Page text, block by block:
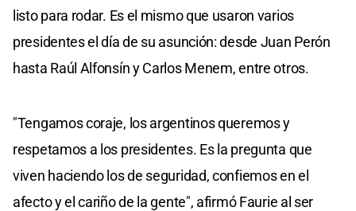
listo para rodar. Es el mismo que usaron varios
presidentes el día de su asunción: desde Juan Perón
hasta Raúl Alfonsín y Carlos Menem, entre otros.
"Tengamos coraje, los argentinos queremos y
respetamos a los presidentes. Es la pregunta que
viven haciendo los de seguridad, confiemos en el
afecto y el cariño de la gente", afirmó Faurie al ser